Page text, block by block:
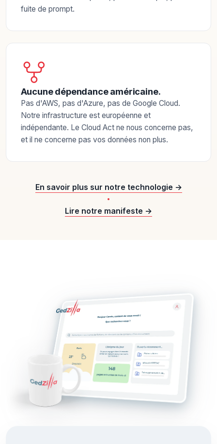
fuite de prompt.
Aucune dépendance américaine.
Pas d'AWS, pas d'Azure, pas de Google Cloud.
Notre infrastructure est européenne et
indépendante. Le Cloud Act ne nous concerne pas,
et il ne concerne pas vos données non plus.
En savoir plus sur notre technologie →
Lire notre manifeste →